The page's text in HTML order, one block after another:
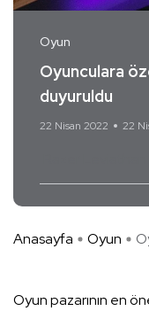
Oyun
Oyunculara
duyuruldu
22 Nisan 2022 22
Anasayfa Oyun
Oyun pazarının en